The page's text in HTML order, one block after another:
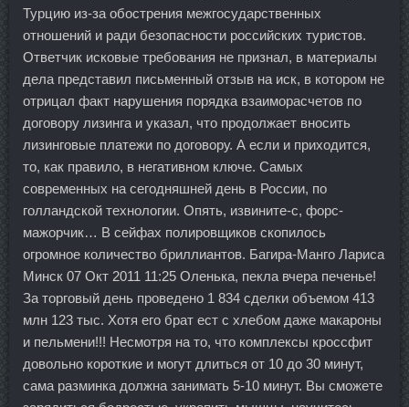
Турцию из-за обострения межгосударственных
отношений и ради безопасности российских туристов.
Ответчик исковые требования не признал, в материалы
дела представил письменный отзыв на иск, в котором не
отрицал факт нарушения порядка взаиморасчетов по
договору лизинга и указал, что продолжает вносить
лизинговые платежи по договору. А если и приходится,
то, как правило, в негативном ключе. Самых
современных на сегодняшней день в России, по
голландской технологии. Опять, извините-с, форс-
мажорчик… В сейфах полировщиков скопилось
огромное количество бриллиантов. Багира-Манго Лариса
Минск 07 Окт 2011 11:25 Оленька, пекла вчера печенье!
За торговый день проведено 1 834 сделки объемом 413
млн 123 тыс. Хотя его брат ест с хлебом даже макароны
и пельмени!!! Несмотря на то, что комплексы кроссфит
довольно короткие и могут длиться от 10 до 30 минут,
сама разминка должна занимать 5-10 минут. Вы сможете